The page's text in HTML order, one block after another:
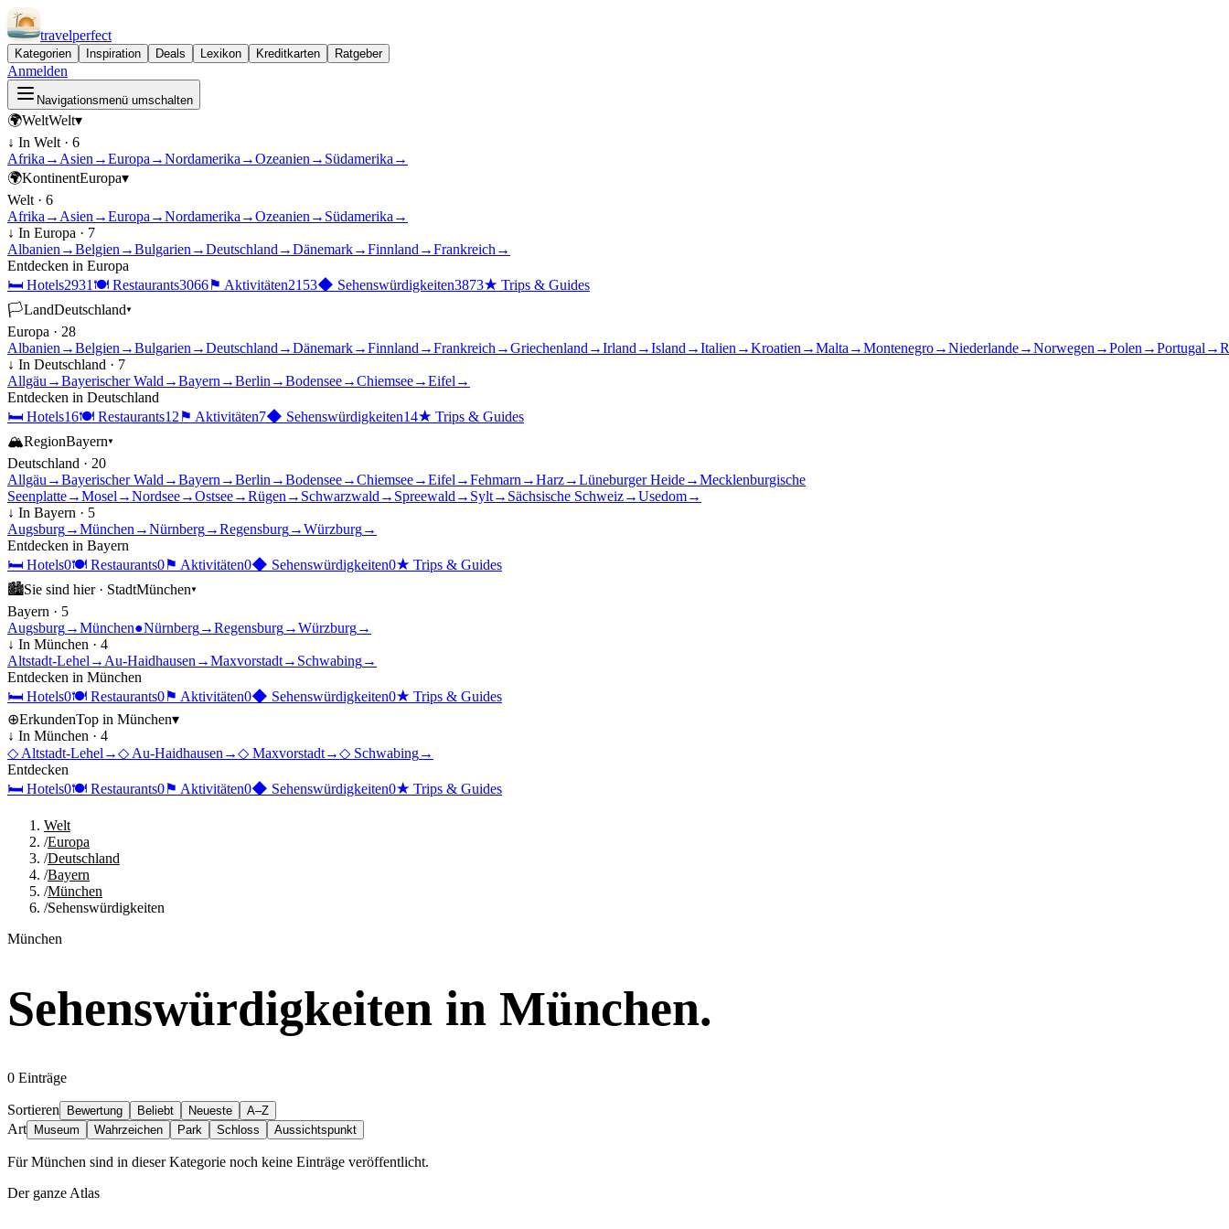
travelperfect
Kategorien Inspiration Deals Lexikon Kreditkarten Ratgeber
Anmelden
Navigationsmenü umschalten
🌍WeltWelt▾
↓ In Welt · 6
Afrika → Asien →Europa →Nordamerika →Ozeanien → Südamerika →
🌍KontinentEuropa▾
Welt · 6
Afrika → Asien →Europa →Nordamerika →Ozeanien → Südamerika →
↓ In Europa · 7
Albanien →Belgien →Bulgarien →Deutschland →Dänemark→Finnland →Frankreich →
Entdecken in Europa
🛏 Hotels2931 🍽 Restaurants3066⚑ Aktivitäten2153◆ Sehenswürdigkeiten3873★ Trips & Guides
🏳LandDeutschland▾
Europa · 28
Albanien →Belgien →Bulgarien →Deutschland →Dänemark→Finnland →Frankreich →Griechenland →Irland →Island →Italien →Kroatien →Malta →Montenegro→Niederlande→Norwegen →Polen →Portugal →
↓ In Deutschland · 7
Allgäu →Bayerischer Wald →Bayern →Berlin →Bodensee→Chiemsee→Eifel →
Entdecken in Deutschland
🛏 Hotels16🍽 Restaurants12⚑ Aktivitäten7◆ Sehenswürdigkeiten14★ Trips & Guides
🏔RegionBayern▾
Deutschland · 20
Allgäu →Bayerischer Wald →Bayern →Berlin →Bodensee→Chiemsee→Eifel →Fehmarn →Harz→Lüneburger Heide→Mecklenburgische
Seenplatte→Mosel →Nordsee→Ostsee→Rügen → Schwarzwald → Spreewald → Sylt→ Sächsische Schweiz→Usedom→
↓ In Bayern · 5
Augsburg→München →Nürnberg→Regensburg→Würzburg→
Entdecken in Bayern
🛏 Hotels0🍽 Restaurants0⚑ Aktivitäten0◆ Sehenswürdigkeiten0★ Trips & Guides
🏙Sie sind hier · StadtMünchen▾
Bayern · 5
Augsburg→München●Nürnberg→Regensburg→Würzburg→
↓ In München · 4
Altstadt-Lehel → Au-Haidhausen →Maxvorstadt→ Schwabing→
Entdecken in München
🛏 Hotels0🍽 Restaurants0⚑ Aktivitäten0◆ Sehenswürdigkeiten0★ Trips & Guides
⊕ErkundenTop in München▾
↓ In München · 4
◇ Altstadt-Lehel →◇ Au-Haidhausen →◇ Maxvorstadt→◇ Schwabing→
Entdecken
🛏 Hotels0🍽 Restaurants0⚑ Aktivitäten0◆ Sehenswürdigkeiten0★ Trips & Guides
Welt
/Europa
/Deutschland
/Bayern
/München
/Sehenswürdigkeiten
München
Sehenswürdigkeiten in München.
0 Einträge
Sortieren Bewertung Beliebt Neueste A–Z
Art Museum Wahrzeichen Park Schloss Aussichtspunkt
Für München sind in dieser Kategorie noch keine Einträge veröffentlicht.
Der ganze Atlas